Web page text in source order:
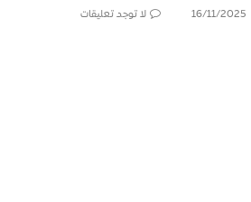
16/11/2025
لا توجد تعليقات